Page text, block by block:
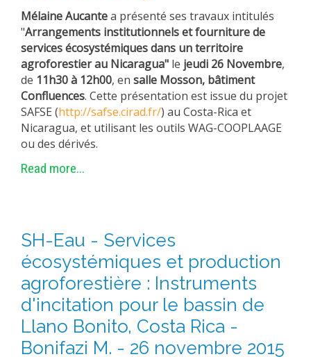
Mélaine Aucantea présenté ses travaux intitulés
"Arrangements institutionnels et fourniture de
services écosystémiques dans un territoire
agroforestier au Nicaragua" le jeudi 26 Novembre,
de 11h30 à 12h00, en salle Mosson, bâtiment
Confluences. Cette présentation est issue du projet
SAFSE (http://safse.cirad.fr/) au Costa-Rica et
Nicaragua, et utilisant les outils WAG-COOPLAAGE
ou des dérivés.
Read more...
SH-Eau - Services
écosystémiques et production
agroforestière : Instruments
d'incitation pour le bassin de
Llano Bonito, Costa Rica -
Bonifazi M. - 26 novembre 2015